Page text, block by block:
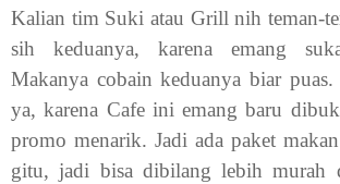
Kalian tim Suki atau Grill nih teman-
sih keduanya, karena emang
Makanya cobain keduanya biar
ya, karena Cafe ini emang baru
promo menarik. Jadi ada paket
gitu, jadi bisa dibilang lebih murah